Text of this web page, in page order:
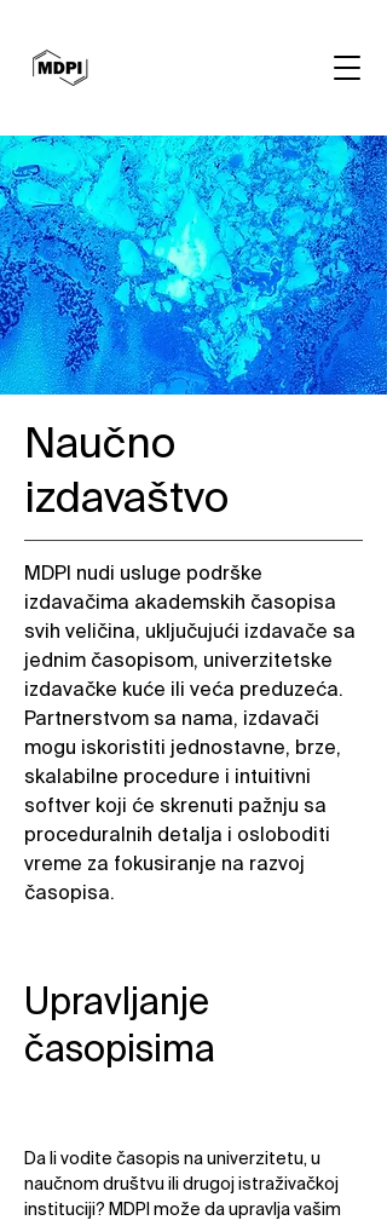
Naučno
izdavaštvo
MDPI nudi usluge podrške
izdavačima akademskih časopisa
svih veličina, uključujući izdavače sa
jednim časopisom, univerzitetske
izdavačke kuće ili veća preduzeća.
Partnerstvom sa nama, izdavači
mogu iskoristiti jednostavne, brze,
skalabilne procedure i intuitivni
softver koji će skrenuti pažnju sa
proceduralnih detalja i osloboditi
vreme za fokusiranje na razvoj
časopisa.​
Upravljanje
časopisima
Da li vodite časopis na univerzitetu, u
naučnom društvu ili drugoj istraživačkoj
instituciji? MDPI može da upravlja vašim